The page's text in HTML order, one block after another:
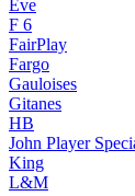
Eve
F 6
FairPlay
Fargo
Gauloises
Gitanes
HB
John Player
King
L&M